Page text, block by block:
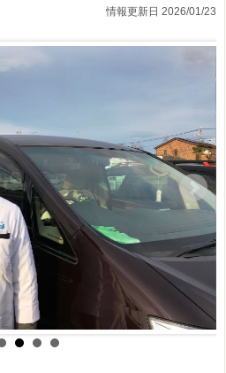
情報更新日 2026/01/23